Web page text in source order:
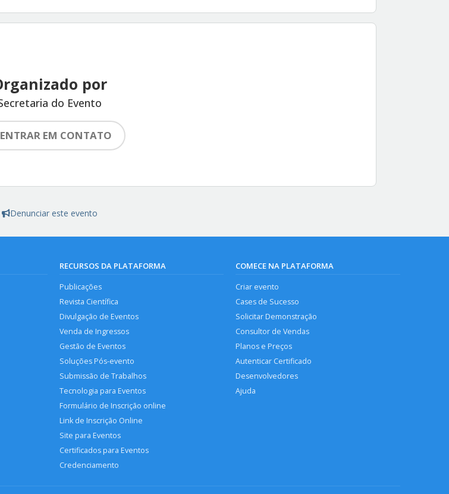
por
do Evento
ENTRAR EM CONTATO
Denunciar este evento
RECURSOS DA PLATAFORMA
Publicações
Revista Científica
Divulgação de Eventos
Venda de Ingressos
Gestão de Eventos
Soluções Pós-evento
Submissão de Trabalhos
Tecnologia para Eventos
Formulário de Inscrição online
Link de Inscrição Online
Site para Eventos
Certificados para Eventos
Credenciamento
COMECE NA PLATAFORMA
Criar evento
Cases de Sucesso
Solicitar Demonstração
Consultor de Vendas
Planos e Preços
Autenticar Certificado
Desenvolvedores
Ajuda